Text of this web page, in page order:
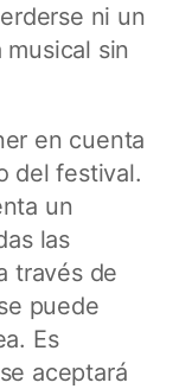
ni un
sin
en cuenta
del festival.
un
las
través de
puede
Es
aceptará